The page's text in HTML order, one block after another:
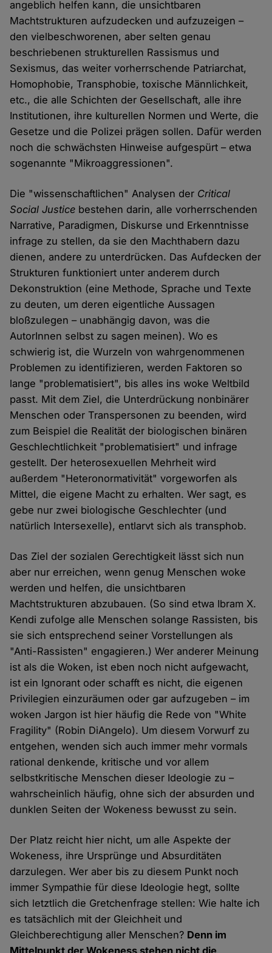
angeblich helfen kann, die unsichtbaren
Machtstrukturen aufzudecken und aufzuzeigen –
den vielbeschworenen, aber selten genau
beschriebenen strukturellen Rassismus und
Sexismus, das weiter vorherrschende Patriarchat,
Homophobie, Transphobie, toxische Männlichkeit,
etc., die alle Schichten der Gesellschaft, alle ihre
Institutionen, ihre kulturellen Normen und Werte, die
Gesetze und die Polizei prägen sollen. Dafür werden
noch die schwächsten Hinweise aufgespürt – etwa
sogenannte "Mikroaggressionen".
Die "wissenschaftlichen" Analysen der Critical
Social Justice bestehen darin, alle vorherrschenden
Narrative, Paradigmen, Diskurse und Erkenntnisse
infrage zu stellen, da sie den Machthabern dazu
dienen, andere zu unterdrücken. Das Aufdecken der
Strukturen funktioniert unter anderem durch
Dekonstruktion (eine Methode, Sprache und Texte
zu deuten, um deren eigentliche Aussagen
bloßzulegen – unabhängig davon, was die
AutorInnen selbst zu sagen meinen). Wo es
schwierig ist, die Wurzeln von wahrgenommenen
Problemen zu identifizieren, werden Faktoren so
lange "problematisiert", bis alles ins woke Weltbild
passt. Mit dem Ziel, die Unterdrückung nonbinärer
Menschen oder Transpersonen zu beenden, wird
zum Beispiel die Realität der biologischen binären
Geschlechtlichkeit "problematisiert" und infrage
gestellt. Der heterosexuellen Mehrheit wird
außerdem "Heteronormativität" vorgeworfen als
Mittel, die eigene Macht zu erhalten. Wer sagt, es
gebe nur zwei biologische Geschlechter (und
natürlich Intersexelle), entlarvt sich als transphob.
Das Ziel der sozialen Gerechtigkeit lässt sich nun
aber nur erreichen, wenn genug Menschen woke
werden und helfen, die unsichtbaren
Machtstrukturen abzubauen. (So sind etwa Ibram X.
Kendi zufolge alle Menschen solange Rassisten, bis
sie sich entsprechend seiner Vorstellungen als
"Anti-Rassisten" engagieren.) Wer anderer Meinung
ist als die Woken, ist eben noch nicht aufgewacht,
ist ein Ignorant oder schafft es nicht, die eigenen
Privilegien einzuräumen oder gar aufzugeben – im
woken Jargon ist hier häufig die Rede von "White
Fragility" (Robin DiAngelo). Um diesem Vorwurf zu
entgehen, wenden sich auch immer mehr vormals
rational denkende, kritische und vor allem
selbstkritische Menschen dieser Ideologie zu –
wahrscheinlich häufig, ohne sich der absurden und
dunklen Seiten der Wokeness bewusst zu sein.
Der Platz reicht hier nicht, um alle Aspekte der
Wokeness, ihre Ursprünge und Absurditäten
darzulegen. Wer aber bis zu diesem Punkt noch
immer Sympathie für diese Ideologie hegt, sollte
sich letztlich die Gretchenfrage stellen: Wie halte ich
es tatsächlich mit der Gleichheit und
Gleichberechtigung aller Menschen? Denn im